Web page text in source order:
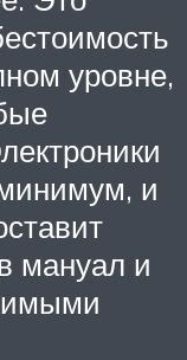
уровне,
и
мануал и